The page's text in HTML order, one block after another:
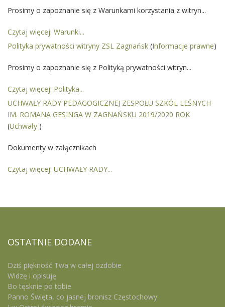
Prosimy o zapoznanie się z Warunkami korzystania z witryn...
Czytaj więcej: Warunki...
Polityka prywatności witryny ZSL Zagnańsk (Informacje prawne)
Prosimy o zapoznanie się z Polityką prywatności witryn...
Czytaj więcej: Polityka...
UCHWAŁY RADY PEDAGOGICZNEJ ZESPOŁU SZKÓL LEŚNYCH
IM. ROMANA GESINGA W ZAGNAŃSKU 2019/2020 ROK
(Uchwały )
Dokumenty w załącznikach
Czytaj więcej: UCHWAŁY RADY...
OSTATNIE DODANE
Dziś piękność Twa w całej ozdobie
Widzę i opisuję
Bo tęsknie po tobie
Panno Święta, co jasnej bronisz Częstochowy